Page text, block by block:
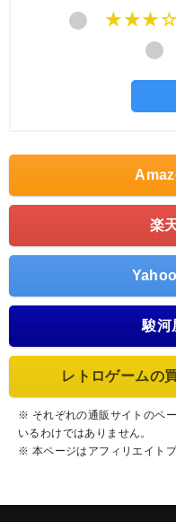
楽
駿河
レトロゲームの
※ それぞれの通販サイトのペ
いるわけではありません。
※ 本ページはアフィリエイト